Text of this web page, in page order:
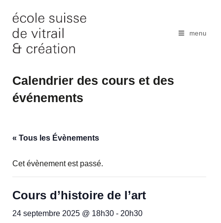
content
menu
Calendrier des cours et des
événements
« Tous les Évènements
Cet évènement est passé.
Cours d’histoire de l’art
24 septembre 2025 @ 18h30 - 20h30